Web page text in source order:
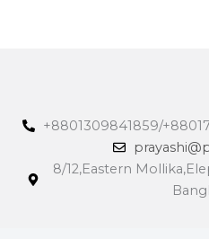
+8801309841859/
8/12,Eastern